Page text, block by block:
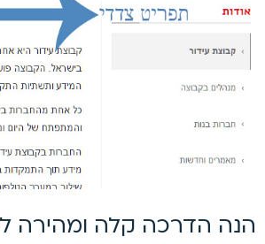
הנה הדרכה קלה ומהירה